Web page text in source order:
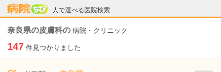
人で選べる医院検索
病院なび
奈良県の皮膚科の 病院・クリニック
147 件見つかりました